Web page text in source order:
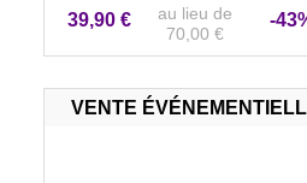
39,90 €
au lieu de
70,00 €
-
VENTE